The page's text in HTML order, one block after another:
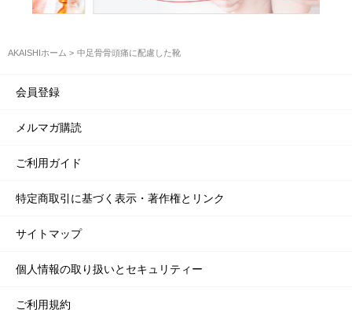
AKAISHIホーム 中足骨骨頭痛に配慮した靴
会員登録
メルマガ購読
ご利用ガイド
特定商取引に基づく表示・著作権とリンク
サイトマップ
個人情報の取り扱いとセキュリティー
ご利用規約